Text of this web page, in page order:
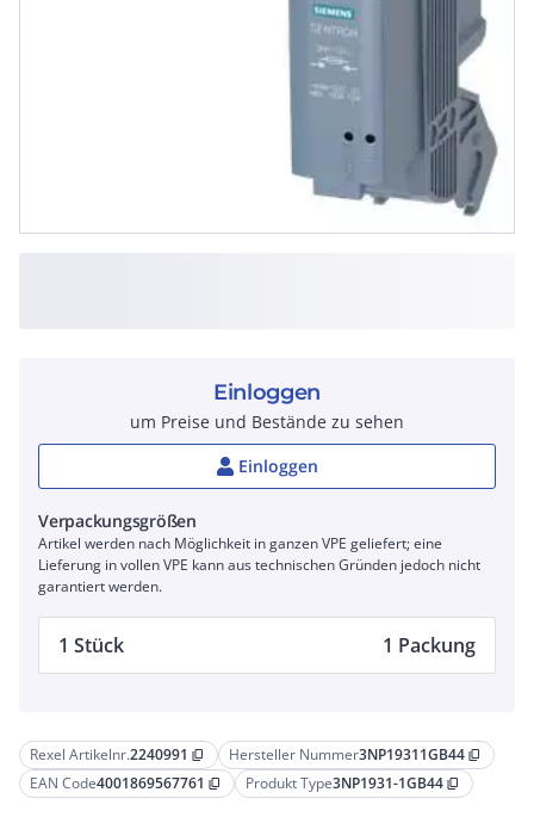
Rexel Artikelnr.2240991 content_copy Hersteller Nummer3NP19311GB44 content_copy
EAN Code4001869567761 content_copy Produkt Type3NP1931-1GB44 content_copy
Einloggen
um Preise und Bestände zu sehen
Einloggen
Verpackungsgrößen
Artikel werden nach Möglichkeit in ganzen VPE geliefert; eine
Lieferung in vollen VPE kann aus technischen Gründen jedoch nicht
garantiert werden.
1 Stück 1 Packung